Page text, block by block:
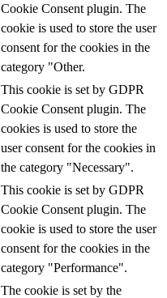
Cookie Consent plugin. The
cookie is used to store the user
consent for the cookies in the
category "Other.
This cookie is set by GDPR
Cookie Consent plugin. The
cookies is used to store the
user consent for the cookies in
the category "Necessary".
This cookie is set by GDPR
Cookie Consent plugin. The
cookie is used to store the user
consent for the cookies in the
category "Performance".
The cookie is set by the